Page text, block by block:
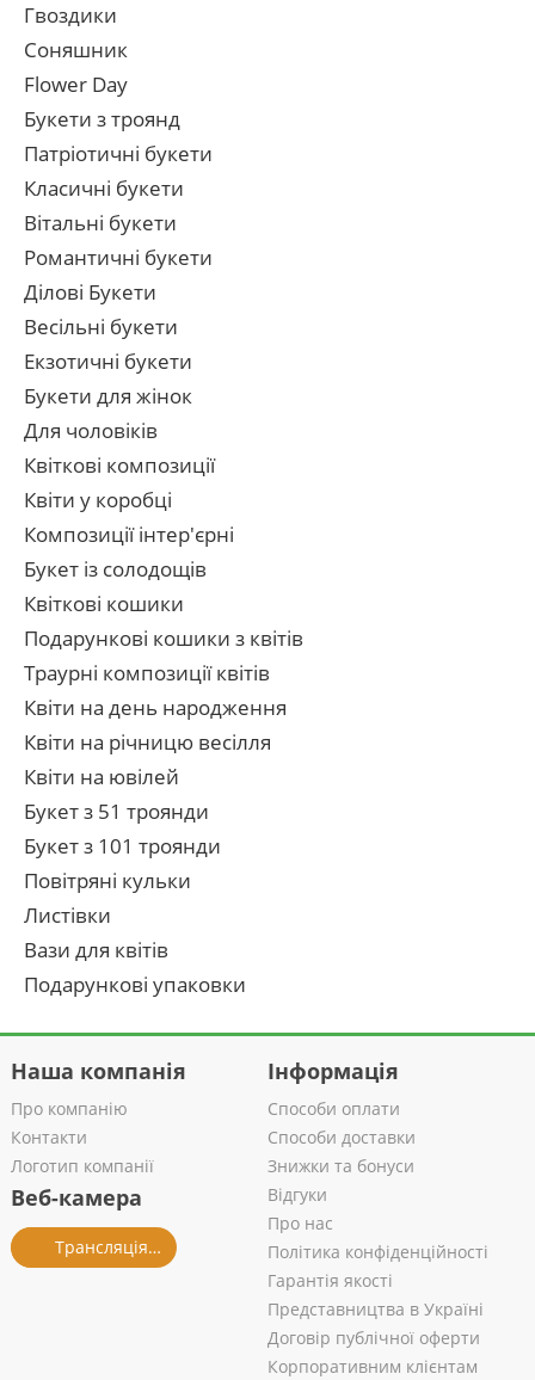
Гвоздики
Соняшник
Flower Day
Букети з троянд
Патріотичні букети
Класичні букети
Вітальні букети
Романтичні букети
Ділові Букети
Весільні букети
Екзотичні букети
Букети для жінок
Для чоловіків
Квіткові композиції
Квіти у коробці
Композиції інтер'єрні
Букет із солодощів
Квіткові кошики
Подарункові кошики з квітів
Траурні композиції квітів
Квіти на день народження
Квіти на річницю весілля
Квіти на ювілей
Букет з 51 троянди
Букет з 101 троянди
Повітряні кульки
Листівки
Вази для квітів
Подарункові упаковки
Наша компанія
Про компанію
Контакти
Логотип компанії
Веб-камера
Трансляція із салону
Інформація
Способи оплати
Способи доставки
Знижки та бонуси
Відгуки
Про нас
Політика конфіденційності
Гарантія якості
Представництва в Україні
Договір публічної оферти
Корпоративним клієнтам